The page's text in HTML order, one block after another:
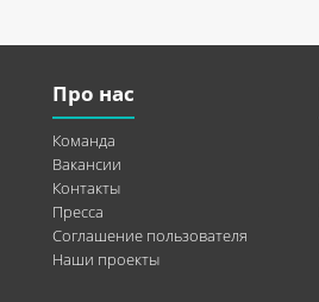
Про нас
Команда
Вакансии
Контакты
Пресса
Соглашение пользователя
Наши проекты